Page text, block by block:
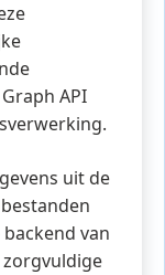
API
uit de
van